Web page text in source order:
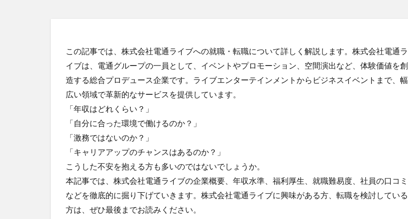
この記事では、株式会社電通ライブへの就職・転職について詳しく解説します。株式会社電通ラ
イブは、電通グループの一員として、イベントやプロモーション、空間演出など、体験価値を創
造する総合プロデュース企業です。ライブエンターテインメントからビジネスイベントまで、幅
広い領域で革新的なサービスを提供しています。
「年収はどれくらい？」
「自分に合った環境で働けるのか？」
「激務ではないのか？」
「キャリアアップのチャンスはあるのか？」
こうした不安を抱える方も多いのではないでしょうか。
本記事では、株式会社電通ライブの企業概要、年収水準、福利厚生、就職難易度、社員の口コミ
などを徹底的に掘り下げていきます。株式会社電通ライブに興味がある方、転職を検討している
方は、ぜひ最後までお読みください。